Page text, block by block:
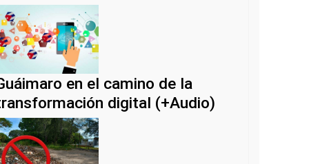
en el camino de la
digital (+Audio)